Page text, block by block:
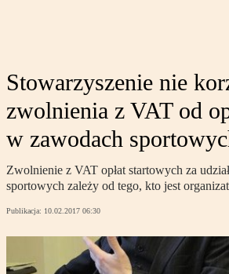
Stowarzyszenie nie
zwolnienia z VAT od
w zawodach
Zwolnienie z VAT opłat startowych za
sportowych zależy od tego, kto jest
Publikacja: 10.02.2017 06:30